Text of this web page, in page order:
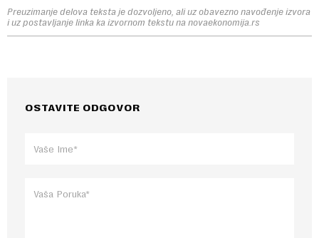
Preuzimanje delova teksta je dozvoljeno, ali uz obavezno navođenje izvora
i uz postavljanje linka ka izvornom tekstu na novaekonomija.rs
OSTAVITE ODGOVOR